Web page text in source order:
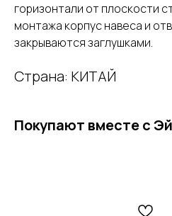
горизонтали от плоскости
монтажа корпус навеса и
закрываются заглушками.
Страна: КИТАЙ
Покупают вместе с